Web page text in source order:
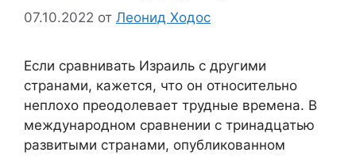
07.10.2022 от Леонид Ходос
Если сравнивать Израиль с другими
странами, кажется, что он относительно
неплохо преодолевает трудные времена. В
международном сравнении с тринадцатью
развитыми странами, опубликованном